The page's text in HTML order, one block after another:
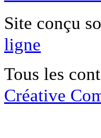
Site conçu
ligne
Tous les
Créative